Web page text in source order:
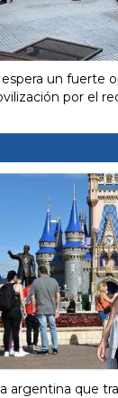
espera un fuerte
por el
argentina que